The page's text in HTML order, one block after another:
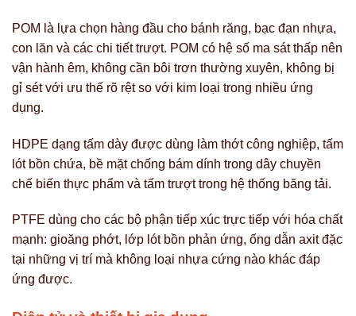
POM là lựa chọn hàng đầu cho bánh răng, bạc đạn nhựa,
con lăn và các chi tiết trượt. POM có hệ số ma sát thấp nên
vận hành êm, không cần bôi trơn thường xuyên, không bị
gỉ sét với ưu thế rõ rệt so với kim loại trong nhiều ứng
dụng.
HDPE dạng tấm dày được dùng làm thớt công nghiệp, tấm
lót bồn chứa, bề mặt chống bám dính trong dây chuyền
chế biến thực phẩm và tấm trượt trong hệ thống băng tải.
PTFE dùng cho các bộ phận tiếp xúc trực tiếp với hóa chất
mạnh: gioăng phớt, lớp lót bồn phản ứng, ống dẫn axit đặc
tại những vị trí mà không loại nhựa cứng nào khác đáp
ứng được.